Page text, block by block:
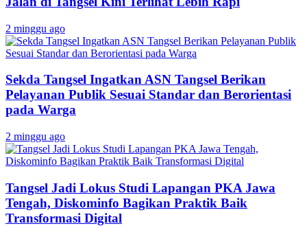
2 minggu ago
Sekda Tangsel Ingatkan ASN Tangsel Berikan
Pelayanan Publik Sesuai Standar dan Berorientasi
pada Warga
2 minggu ago
Tangsel Jadi Lokus Studi Lapangan PKA Jawa
Tengah, Diskominfo Bagikan Praktik Baik
Transformasi Digital